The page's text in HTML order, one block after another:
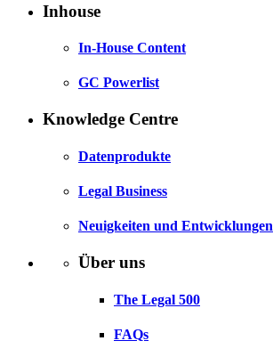
Inhouse
In-House Content
GC Powerlist
Knowledge Centre
Datenprodukte
Legal Business
Neuigkeiten und Entwicklungen
Über uns
The Legal 500
FAQs